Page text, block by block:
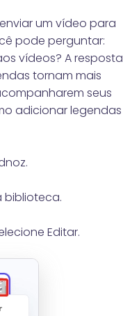
um vídeo para
pode perguntar:
vídeos? A resposta
tornam mais
seus
adicionar legendas
biblioteca.
Editar.